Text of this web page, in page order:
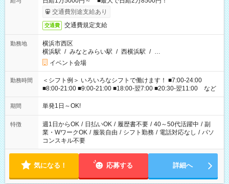
交通費別途支給あり
交通費 交通費規定支給
勤務地
横浜市西区
横浜駅 / みなとみらい駅 / 西横浜駅 / …
イベント会場
勤務時間
＜シフト例＞ いろいろなシフトで働けます！ ■7:00-24:00
■8:00-21:00 ■9:00-21:00 ■18:00-翌7:00 ■20:30-翌11:00 など
期間 単発1日～OK!
特徴 週1日からOK / 日払いOK / 履歴書不要 / 40～50代活躍中 / 副
業・WワークOK / 服装自由 / シフト勤務 / 電話対応なし / パソ
コンスキル不要
気になる！ 応募する 詳細へ